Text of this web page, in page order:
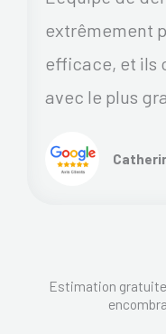
extrêmement
efficace, et ils
avec le plus
Estimation